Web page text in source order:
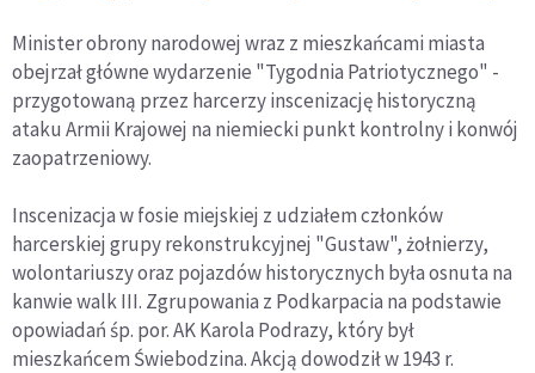
Minister obrony narodowej wraz z mieszkańcami miasta
obejrzał główne wydarzenie "Tygodnia Patriotycznego" -
przygotowaną przez harcerzy inscenizację historyczną
ataku Armii Krajowej na niemiecki punkt kontrolny i konwój
zaopatrzeniowy.
Inscenizacja w fosie miejskiej z udziałem członków
harcerskiej grupy rekonstrukcyjnej "Gustaw", żołnierzy,
wolontariuszy oraz pojazdów historycznych była osnuta na
kanwie walk III. Zgrupowania z Podkarpacia na podstawie
opowiadań śp. por. AK Karola Podrazy, który był
mieszkańcem Świebodzina. Akcją dowodził w 1943 r.